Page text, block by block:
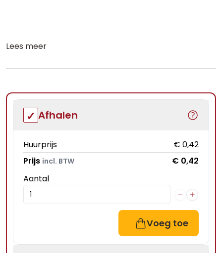
Lees meer
Afhalen
Huurprijs
€ 0,42
Prijs incl. BTW
€ 0,42
Aantal
Voeg toe